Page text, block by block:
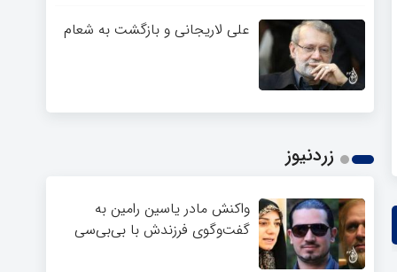
علی لاریجانی و بازگشت به شعام
زردنیوز
واکنش مادر یاسین رامین به
گفت‌وگوی فرزندش با بی‌بی‌سی